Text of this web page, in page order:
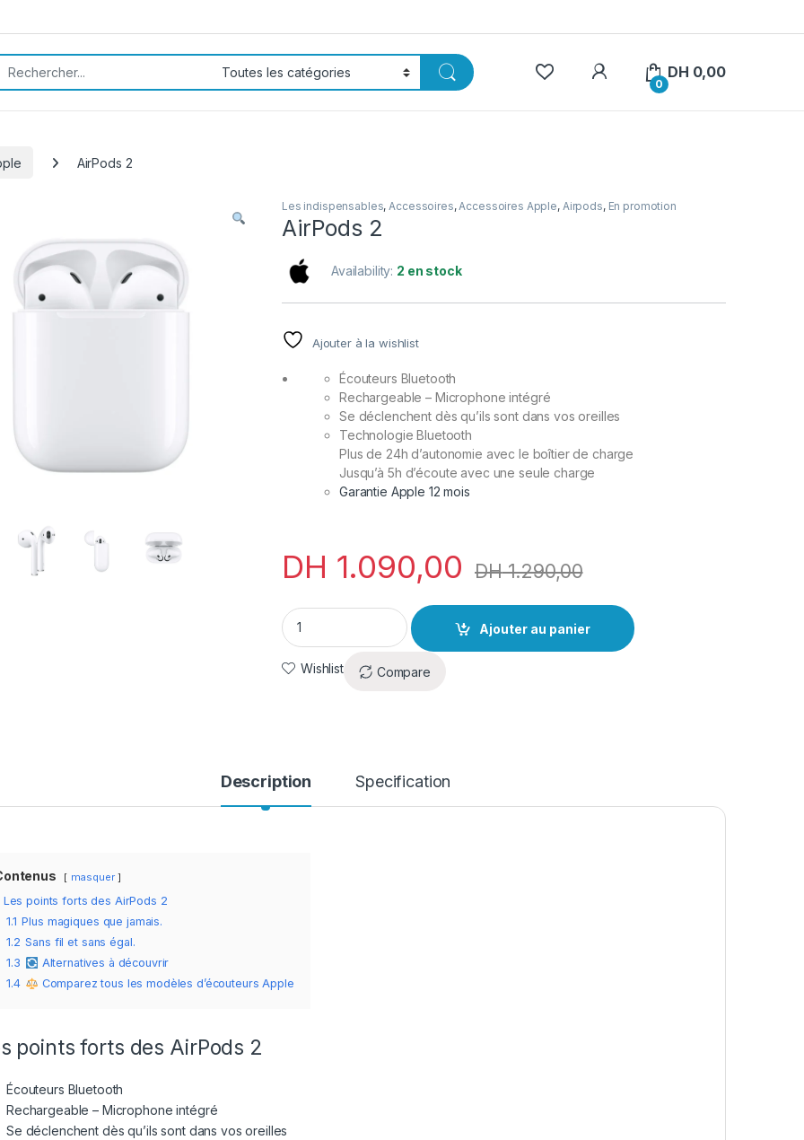
for:
My Account
0
DH 0,00
AirPods 2
Les indispensables,Accessoires,Accessoires Apple, Airpods, En promotion
AirPods 2
Availability: 2 en stock
Ajouter à la wishlist
Écouteurs Bluetooth
Rechargeable – Microphone intégré
Se déclenchent dès qu’ils sont dans vos oreilles
Technologie Bluetooth
Plus de 24h d’autonomie avec le boîtier de charge
Jusqu’à 5h d’écoute avec une seule charge
Garantie Apple 12 mois
DH 1.090,00 DH1.290,00
AirPods 2 quantity
Ajouter au panier
Wishlist Compare
Description Specification
masquer
Les points forts des AirPods 2
1.1 Plus magiques que jamais.
1.2 Sans fil et sans égal.
1.3
Alternatives à découvrir
1.4
Comparez tous les modèles d’écouteurs Apple
points forts des AirPods 2
Écouteurs Bluetooth
Rechargeable – Microphone intégré
Se déclenchent dès qu’ils sont dans vos oreilles